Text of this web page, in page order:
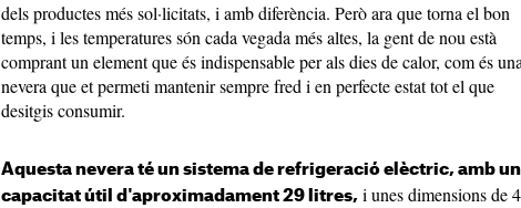
dels productes més sol·licitats, i amb diferència. Però ara que torna el bon
temps, i les temperatures són cada vegada més altes, la gent de nou està
comprant un element que és indispensable per als dies de calor, com és una
nevera que et permeti mantenir sempre fred i en perfecte estat tot el que
desitgis consumir.
Aquesta nevera té un sistema de refrigeració elèctric, amb
capacitat útil d'aproximadament 29 litres, i unes dimensions de